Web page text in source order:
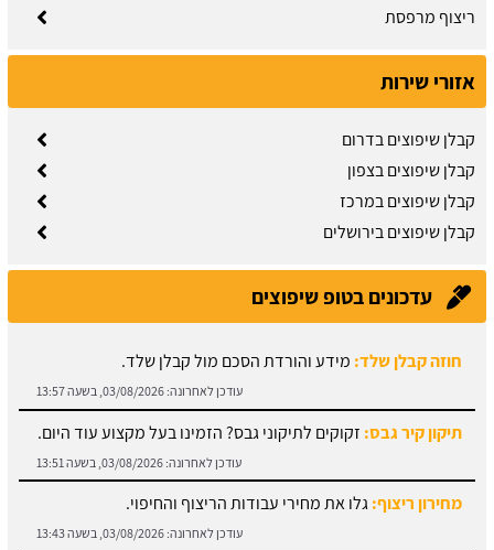
ריצוף מרפסת
אזורי שירות
קבלן שיפוצים בדרום
קבלן שיפוצים בצפון
קבלן שיפוצים במרכז
קבלן שיפוצים בירושלים
עדכונים בטופ שיפוצים
חוזה קבלן שלד: מידע והורדת הסכם מול קבלן שלד.
עודכן לאחרונה: 03/08/2026, בשעה 13:57
תיקון קיר גבס: זקוקים לתיקוני גבס? הזמינו בעל מקצוע עוד היום.
עודכן לאחרונה: 03/08/2026, בשעה 13:51
מחירון ריצוף:גלו את מחירי עבודות הריצוף והחיפוי.
עודכן לאחרונה: 03/08/2026, בשעה 13:43